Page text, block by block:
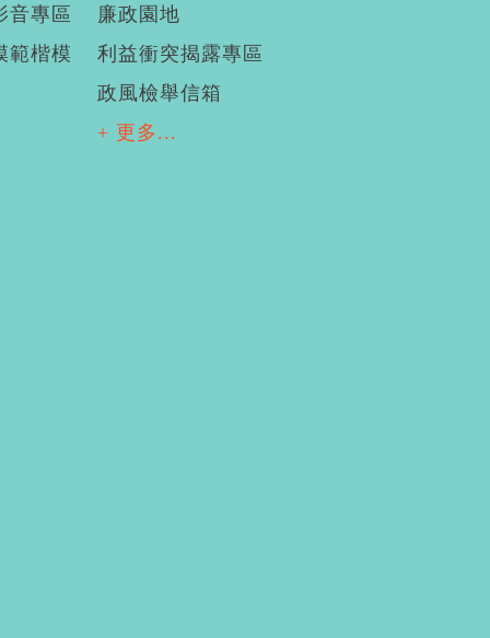
音專區
範楷模
廉政園地
利益衝突揭露專區
政風檢舉信箱
+ 更多...